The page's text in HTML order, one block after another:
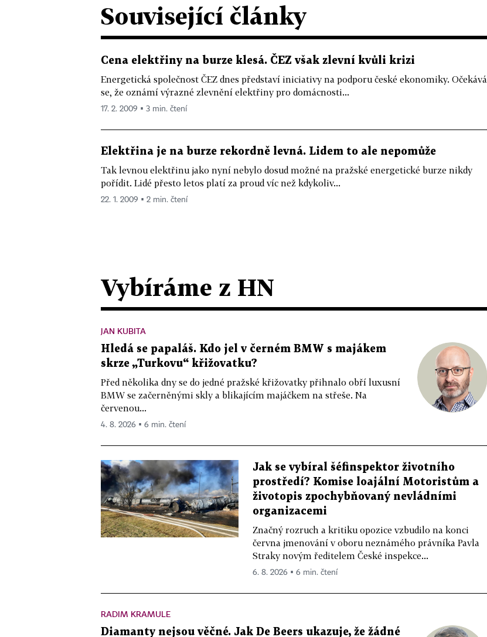
Související články
Cena elektřiny na burze klesá. ČEZ však zlevní kvůli krizi
Energetická společnost ČEZ dnes představí iniciativy na podporu české ekonomiky. Očekává
se, že oznámí výrazné zlevnění elektřiny pro domácnosti...
17. 2. 2009 ▪ 3 min. čtení
Elektřina je na burze rekordně levná. Lidem to ale nepomůže
Tak levnou elektřinu jako nyní nebylo dosud možné na pražské energetické burze nikdy
pořídit. Lidé přesto letos platí za proud víc než kdykoliv...
22. 1. 2009 ▪ 2 min. čtení
Vybíráme z HN
JAN KUBITA
Hledá se papaláš. Kdo jel v černém BMW s majákem
skrze „Turkovu“ křižovatku?
Před několika dny se do jedné pražské křižovatky přihnalo obří luxusní
BMW se začerněnými skly a blikajícím majáčkem na střeše. Na
červenou...
4. 8. 2026 ▪ 6 min. čtení
Jak se vybíral šéfinspektor životního
prostředí? Komise loajální Motoristům a
životopis zpochybňovaný nevládními
organizacemi
Značný rozruch a kritiku opozice vzbudilo na konci
června jmenování v oboru neznámého právníka Pavla
Straky novým ředitelem České inspekce...
6. 8. 2026 ▪ 6 min. čtení
RADIM KRAMULE
Diamanty nejsou věčné. Jak De Beers ukazuje, že žádné